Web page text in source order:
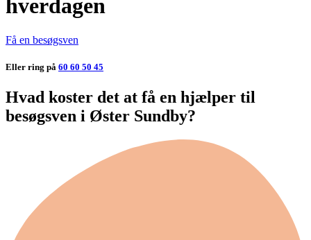
hverdagen
Få en besøgsven
Eller ring på 60 60 50 45
Hvad koster det at få en hjælper til
besøgsven i Øster Sundby?